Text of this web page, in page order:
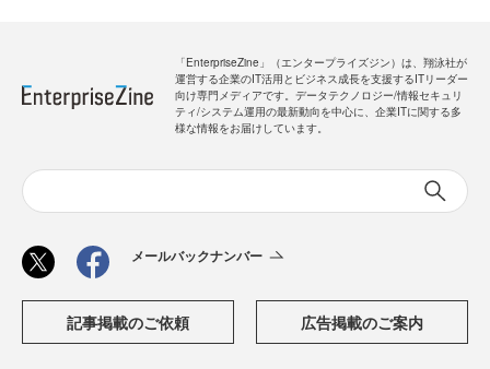
「EnterpriseZine」（エンタープライズジン）は、翔泳社が
運営する企業のIT活用とビジネス成長を支援するITリーダー
向け専門メディアです。データテクノロジー/情報セキュリ
ティ/システム運用の最新動向を中心に、企業ITに関する多
様な情報をお届けしています。
メールバックナンバー
記事掲載のご依頼 広告掲載のご案内